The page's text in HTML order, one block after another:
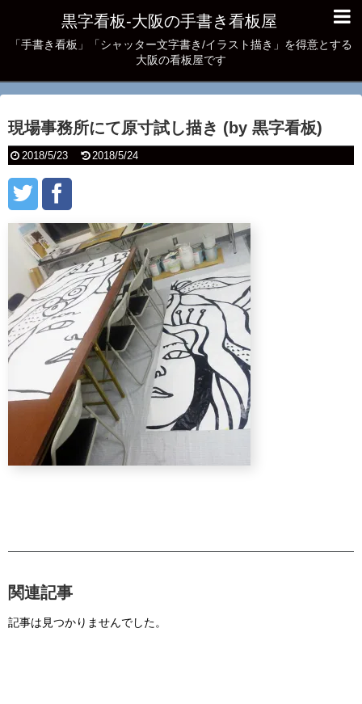
黒字看板‐大阪の手書き看板屋
「手書き看板」「シャッター文字書き/イラスト描き」を得意とする
大阪の看板屋です
現場事務所にて原寸試し描き (by 黒字看板)
2018/5/23 2018/5/24
関連記事
記事は見つかりませんでした。